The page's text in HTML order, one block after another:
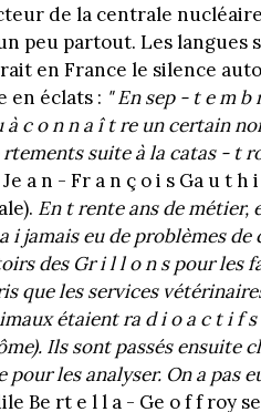
de la centrale
peu partout. Les langues
en France le silence
en éclats : " En sep - t e m b
c o n n a î t re un certain
suite à la catas - t
a n - Fr a n ç o i s Ga u t h
En t rente ans de métier,
i jamais eu de problèmes de
des Gr i l l o n s pour les
que les services
étaient ra d i o a c t i f s
Ils sont passés ensuite
les analyser. On a pas
Be rt e l l a - Ge o f f roy